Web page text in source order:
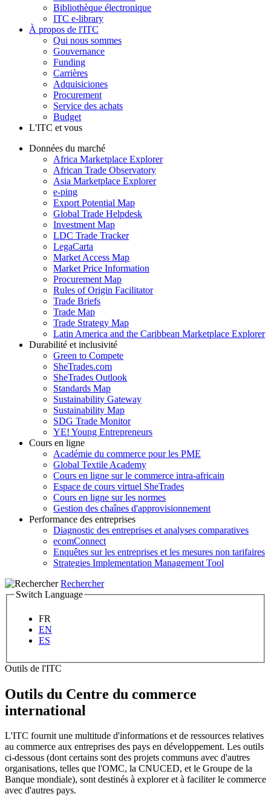
Bibliothèque électronique
ITC e-library
À propos de l'ITC
Qui nous sommes
Gouvernance
Funding
Carrières
Adquisiciones
Procurement
Service des achats
Budget
L'ITC et vous
Données du marché
Africa Marketplace Explorer
African Trade Observatory
Asia Marketplace Explorer
e-ping
Export Potential Map
Global Trade Helpdesk
Investment Map
LDC Trade Tracker
LegaCarta
Market Access Map
Market Price Information
Procurement Map
Rules of Origin Facilitator
Trade Briefs
Trade Map
Trade Strategy Map
Latin America and the Caribbean Marketplace Explorer
Durabilité et inclusivité
Green to Compete
SheTrades.com
SheTrades Outlook
Standards Map
Sustainability Gateway
Sustainability Map
SDG Trade Monitor
YE! Young Entrepreneurs
Cours en ligne
Académie du commerce pour les PME
Global Textile Academy
Cours en ligne sur le commerce intra-africain
Espace de cours virtuel SheTrades
Cours en ligne sur les normes
Gestion des chaînes d'approvisionnement
Performance des entreprises
Diagnostic des entreprises et analyses comparatives
ecomConnect
Enquêtes sur les entreprises et les mesures non tarifaires
Strategies Implementation Management Tool
Rechercher
Switch Language
FR
EN
ES
Outils de l'ITC
Outils du Centre du commerce
international
L'ITC fournit une multitude d'informations et de ressources relatives
au commerce aux entreprises des pays en développement. Les outils
ci-dessous (dont certains sont des projets communs avec d'autres
organisations, telles que l'OMC, la CNUCED, et le Groupe de la
Banque mondiale), sont destinés à explorer et à faciliter le commerce
avec d'autres pays.